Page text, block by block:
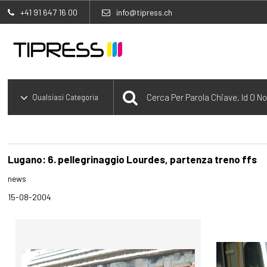
+41 91 647 16 00 info@tipress.ch
Lugano: 6. pellegrinaggio Lourdes, partenza treno ffs
news
15-08-2004